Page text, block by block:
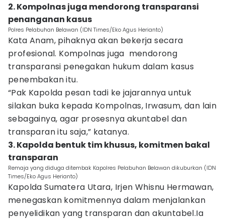
2. Kompolnas juga mendorong transparansi
penanganan kasus
Polres Pelabuhan Belawan (IDN Times/Eko Agus Herianto)
Kata Anam, pihaknya akan bekerja secara
profesional. Kompolnas juga mendorong
transparansi penegakan hukum dalam kasus
penembakan itu.
“Pak Kapolda pesan tadi ke jajarannya untuk
silakan buka kepada Kompolnas, Irwasum, dan lain
sebagainya, agar prosesnya akuntabel dan
transparan itu saja,” katanya.
3. Kapolda bentuk tim khusus, komitmen bakal
transparan
Remaja yang diduga ditembak Kapolres Pelabuhan Belawan dikuburkan (IDN
Times/Eko Agus Herianto)
Kapolda Sumatera Utara, Irjen Whisnu Hermawan,
menegaskan komitmennya dalam menjalankan
penyelidikan yang transparan dan akuntabel.Ia